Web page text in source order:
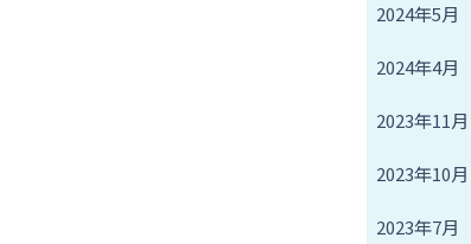
2024年5月
2024年4月
2023年11月
2023年10月
2023年7月